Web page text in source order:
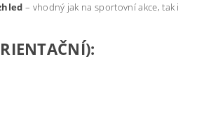
– vhodný jak na sportovní akce, tak i